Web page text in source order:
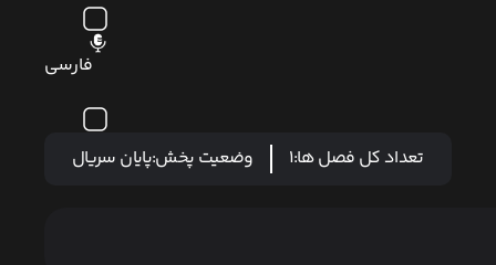
فارسی
تعداد کل فصل ها:1 وضعیت پخش:پایان سریال